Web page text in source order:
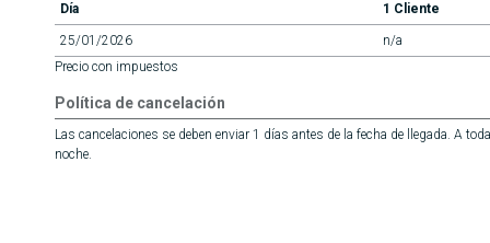
Día
1 Cliente
25/01/2026
n/a
Precio con impuestos
Política de cancelación
Las cancelaciones se deben enviar 1 días antes de la fecha de llegada. A
noche.